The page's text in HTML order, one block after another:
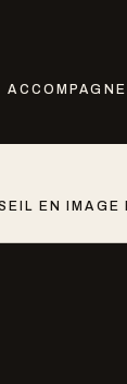
EN IMAGE